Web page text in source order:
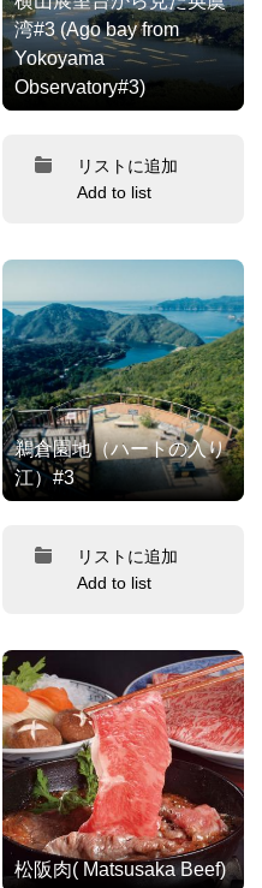
湾#3 (Ago bay from
Yokoyama
Observatory#3)
リストに追加
Add to list
鵜倉園地（ハートの入り
江）#3
リストに追加
Add to list
松阪肉( Matsusaka Beef)